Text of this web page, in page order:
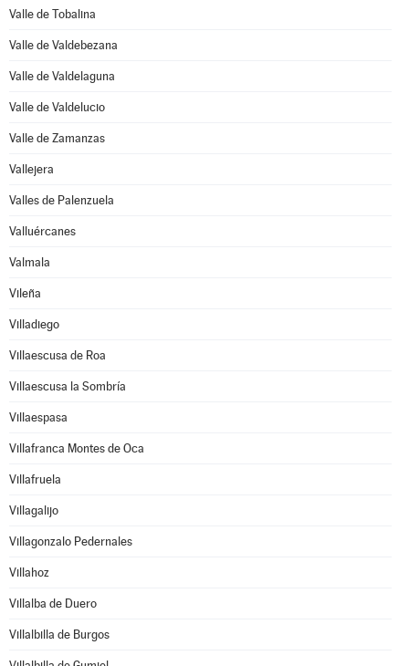
Valle de Tobalina
Valle de Valdebezana
Valle de Valdelaguna
Valle de Valdelucio
Valle de Zamanzas
Vallejera
Valles de Palenzuela
Valluércanes
Valmala
Vileña
Villadiego
Villaescusa de Roa
Villaescusa la Sombría
Villaespasa
Villafranca Montes de Oca
Villafruela
Villagalijo
Villagonzalo Pedernales
Villahoz
Villalba de Duero
Villalbilla de Burgos